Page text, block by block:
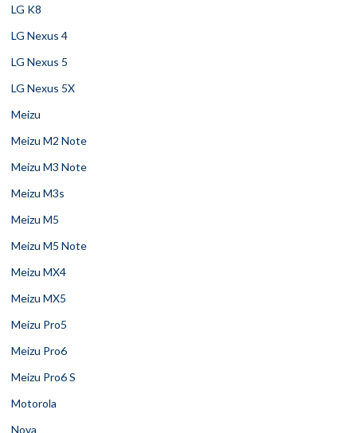
LG K8
LG Nexus 4
LG Nexus 5
LG Nexus 5X
Meizu
Meizu M2 Note
Meizu M3 Note
Meizu M3s
Meizu M5
Meizu M5 Note
Meizu MX4
Meizu MX5
Meizu Pro5
Meizu Pro6
Meizu Pro6 S
Motorola
Nova